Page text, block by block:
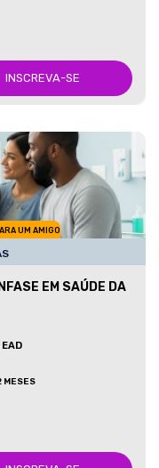
INSCREVA-SE
UM AMIGO
EM SAÚDE DA
MESES